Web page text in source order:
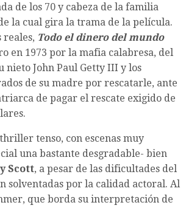
de los 70 y cabeza de la familia
la cual gira la trama de la película.
reales, Todo el dinero del mundo
en 1973 por la mafia calabresa, del
nieto John Paul Getty III y los
de su madre por rescatarle, ante
de pagar el rescate exigido de
tenso, con escenas muy
una bastante desgradable- bien
Scott, a pesar de las dificultades del
solventadas por la calidad actoral. Al
que borda su interpretación de